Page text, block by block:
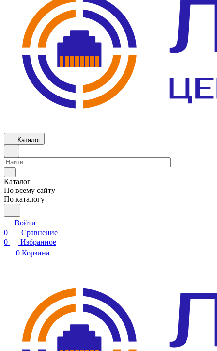
Каталог
Каталог
По всему сайту
По каталогу
Войти
0
Сравнение
0
Избранное
0 Корзина